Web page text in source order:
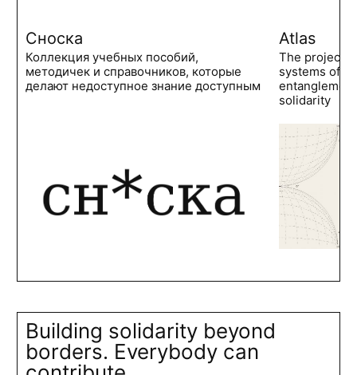
Сноска
Коллекция учебных пособий,
методичек и справочников, которые
делают недоступное знание доступным
Atlas
The project
systems of
solidarity
Building solidarity beyond
borders. Everybody can